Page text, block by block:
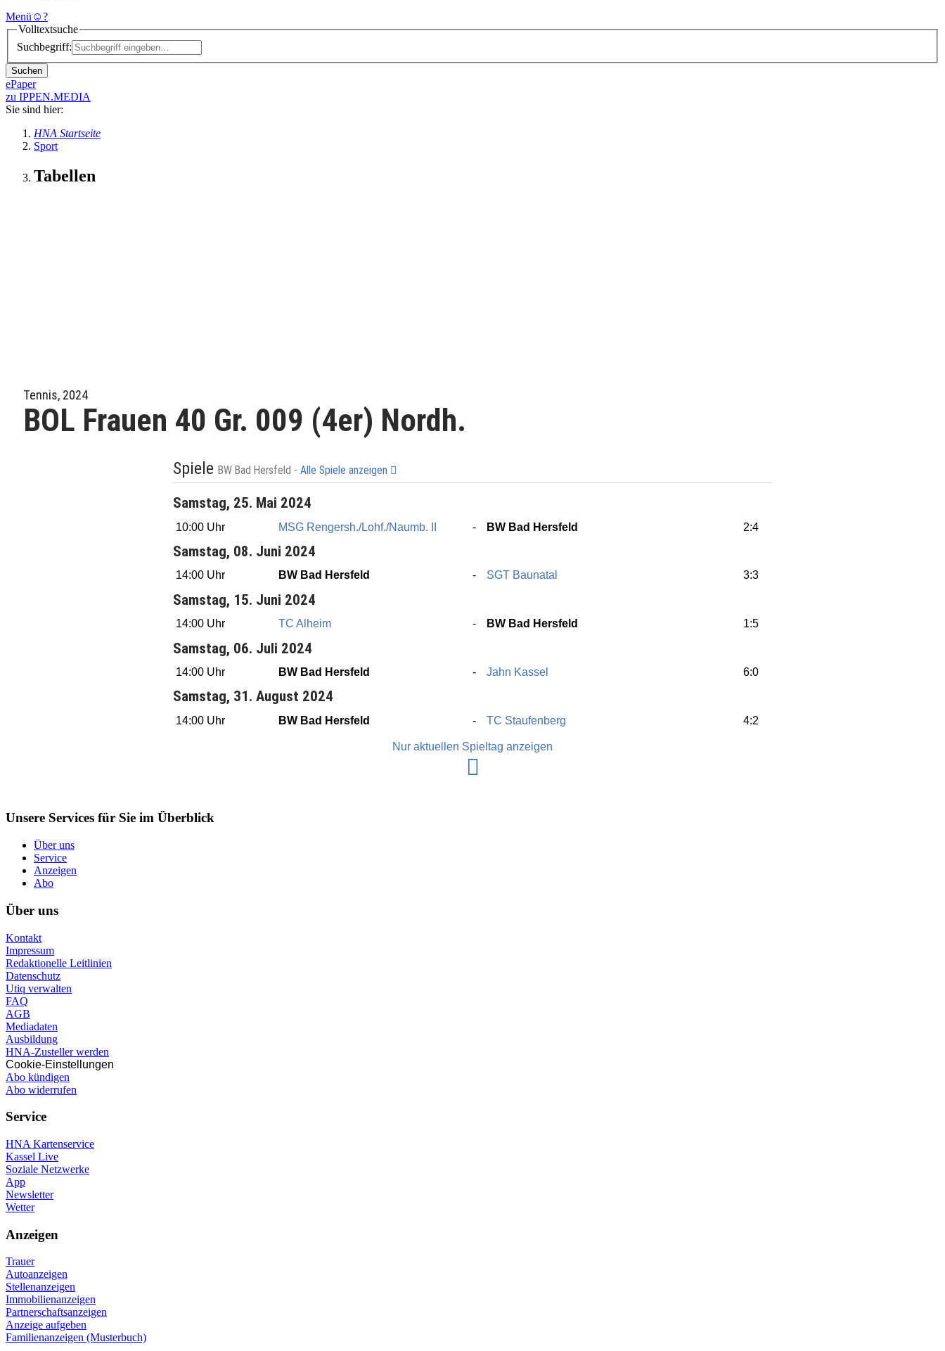
Menü ☺?
Volltextsuche
Suchbegriff:
Suchen
ePaper
zu IPPEN.MEDIA
Sie sind hier:
HNA Startseite
Sport
Tabellen
Tennis, 2024
BOL Frauen 40 Gr. 009 (4er) Nordh.
Spiele BW Bad Hersfeld - Alle Spiele anzeigen
Samstag, 25. Mai 2024
10:00 Uhr MSG Rengersh./Lohf./Naumb. II BW Bad Hersfeld 2:4
Samstag, 08. Juni 2024
14:00 Uhr BW Bad Hersfeld SGT Baunatal 3:3
Samstag, 15. Juni 2024
14:00 Uhr TC Alheim BW Bad Hersfeld 1:5
Samstag, 06. Juli 2024
14:00 Uhr BW Bad Hersfeld Jahn Kassel 6:0
Samstag, 31. August 2024
14:00 Uhr BW Bad Hersfeld TC Staufenberg 4:2
Nur aktuellen Spieltag anzeigen
Unsere Services für Sie im Überblick
Über uns
Service
Anzeigen
Abo
Über uns
Kontakt
Impressum
Redaktionelle Leitlinien
Datenschutz
Utiq verwalten
FAQ
AGB
Mediadaten
Ausbildung
HNA-Zusteller werden
Cookie-Einstellungen
Abo kündigen
Abo widerrufen
Service
HNA Kartenservice
Kassel Live
Soziale Netzwerke
App
Newsletter
Wetter
Anzeigen
Trauer
Autoanzeigen
Stellenanzeigen
Immobilienanzeigen
Partnerschaftsanzeigen
Anzeige aufgeben
Familienanzeigen (Musterbuch)